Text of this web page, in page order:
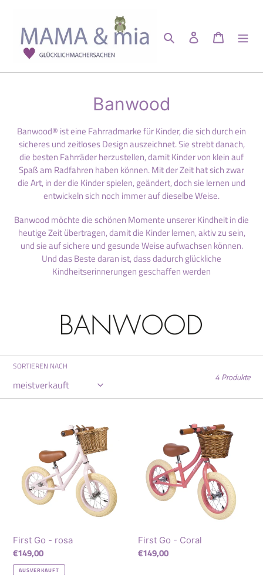
Inhalt
Suchen Einloggen
K
a
t
e
g
r
i
e
Banwood
Banwood® ist eine Fahrradmarke für Kinder, die sich durch ein
sicheres und zeitloses Design auszeichnet. Sie strebt danach,
die besten Fahrräder herzustellen, damit Kinder von klein auf
Spaß am Radfahren haben können. Mit der Zeit hat sich zwar
die Art, in der die Kinder spielen, geändert, doch sie lernen und
entwickeln sich noch immer auf dieselbe Weise.
Banwood möchte die schönen Momente unserer Kindheit in die
heutige Zeit übertragen, damit die Kinder lernen, aktiv zu sein,
und sie auf sichere und gesunde Weise aufwachsen können.
Und das Beste daran ist, dass dadurch glückliche
Kindheitserinnerungen geschaffen werden
SORTIEREN NACH
4 Produkte
First Go - rosa
Normaler
Preis
€149,00
AUSVERKAUFT
Coral
First Go - Coral
Normaler
€149,00